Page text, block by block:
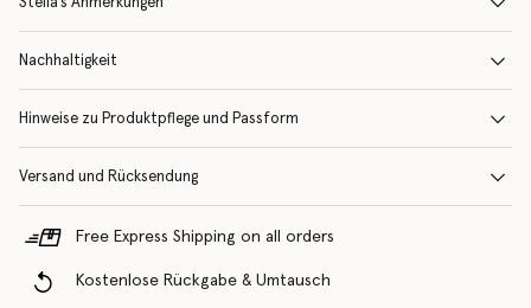
Nachhaltigkeit
Hinweise zu Produktpflege und Passform
Versand und Rücksendung
Free Express Shipping on all orders
Kostenlose Rückgabe & Umtausch